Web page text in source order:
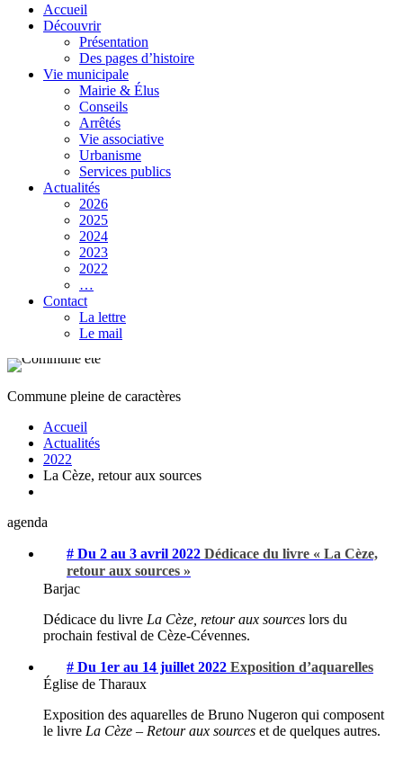
Accueil
Découvrir
Présentation
Des pages d’histoire
Vie municipale
Mairie & Élus
Conseils
Arrêtés
Vie associative
Urbanisme
Services publics
Actualités
2026
2025
2024
2023
2022
…
Contact
La lettre
Le mail
Commune pleine de caractères
Accueil
Actualités
2022
La Cèze, retour aux sources
agenda
# Du 2 au 3 avril 2022 Dédicace du livre « La Cèze,
retour aux sources »
Barjac
Dédicace du livre La Cèze, retour aux sources lors du
prochain festival de Cèze-Cévennes.
# Du 1er au 14 juillet 2022 Exposition d’aquarelles
Église de Tharaux
Exposition des aquarelles de Bruno Nugeron qui composent
le livre La Cèze – Retour aux sources et de quelques autres.